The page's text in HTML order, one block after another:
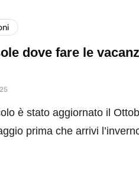
dove fare le
è stato aggiornato il
prima che arrivi